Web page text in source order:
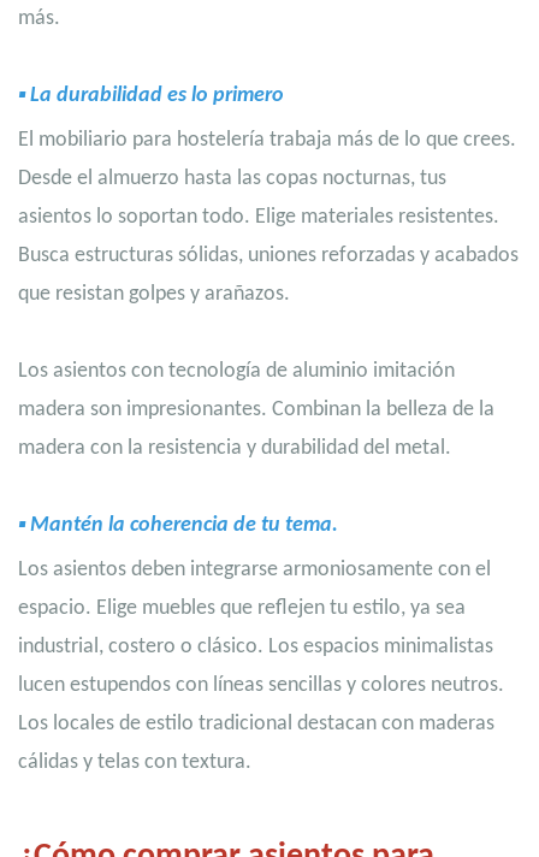
más.
▪ La durabilidad es lo primero
El mobiliario para hostelería trabaja más de lo que crees.
Desde el almuerzo hasta las copas nocturnas, tus
asientos lo soportan todo. Elige materiales resistentes.
Busca estructuras sólidas, uniones reforzadas y acabados
que resistan golpes y arañazos.
Los asientos con tecnología de aluminio imitación
madera son impresionantes. Combinan la belleza de la
madera con la resistencia y durabilidad del metal.
▪ Mantén la coherencia de tu tema.
Los asientos deben integrarse armoniosamente con el
espacio. Elige muebles que reflejen tu estilo, ya sea
industrial, costero o clásico. Los espacios minimalistas
lucen estupendos con líneas sencillas y colores neutros.
Los locales de estilo tradicional destacan con maderas
cálidas y telas con textura.